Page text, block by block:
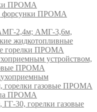
ПРОМА
форсунки ПРОМА
2,4м; АМГ-3,6м,
жидкотопливные
горелки ПРОМА
устройством,
ПРОМА
горелки газовые ПРОМА
ПРОМА
ГГ-30, горелки газовые